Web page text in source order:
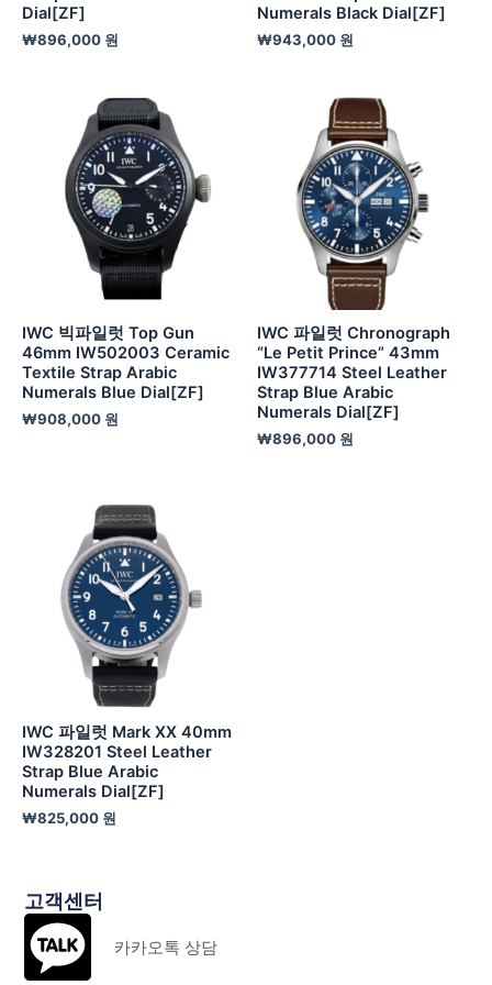
Dial[ZF]
₩896,000 원
Numerals Black Dial[ZF]
₩943,000 원
IWC 빅파일럿 Top Gun
46mm IW502003 Ceramic
Textile Strap Arabic
Numerals Blue Dial[ZF]
₩908,000 원
IWC 파일럿 Chronograph
“Le Petit Prince” 43mm
IW377714 Steel Leather
Strap Blue Arabic
Numerals Dial[ZF]
₩896,000 원
IWC 파일럿 Mark XX 40mm
IW328201 Steel Leather
Strap Blue Arabic
Numerals Dial[ZF]
₩825,000 원
고객센터
카카오톡 상담